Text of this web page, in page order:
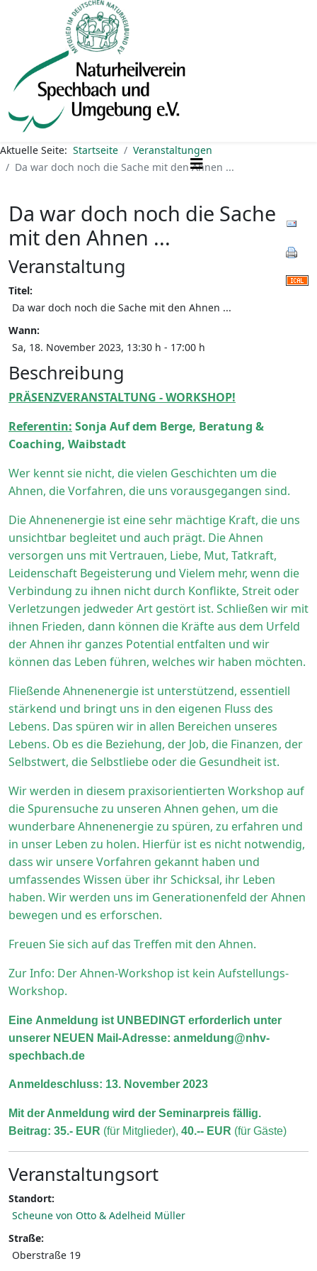
Aktuelle Seite: Startseite
Veranstaltungen
Da war doch noch die Sache mit den Ahnen ...
Da war doch noch die Sache
mit den Ahnen ...
Veranstaltung
Titel:
Da war doch noch die Sache mit den Ahnen ...
Wann:
Sa, 18. November 2023, 13:30 h - 17:00 h
Beschreibung
PRÄSENZVERANSTALTUNG - WORKSHOP!
Referentin: Sonja Auf dem Berge, Beratung &
Coaching, Waibstadt
Wer kennt sie nicht, die vielen Geschichten um die
Ahnen, die Vorfahren, die uns vorausgegangen sind.
Die Ahnenenergie ist eine sehr mächtige Kraft, die uns
unsichtbar begleitet und auch prägt. Die Ahnen
versorgen uns mit Vertrauen, Liebe, Mut, Tatkraft,
Leidenschaft Begeisterung und Vielem mehr, wenn die
Verbindung zu ihnen nicht durch Konflikte, Streit oder
Verletzungen jedweder Art gestört ist. Schließen wir mit
ihnen Frieden, dann können die Kräfte aus dem Urfeld
der Ahnen ihr ganzes Potential entfalten und wir
können das Leben führen, welches wir haben möchten.
Fließende Ahnenenergie ist unterstützend, essentiell
stärkend und bringt uns in den eigenen Fluss des
Lebens. Das spüren wir in allen Bereichen unseres
Lebens. Ob es die Beziehung, der Job, die Finanzen, der
Selbstwert, die Selbstliebe oder die Gesundheit ist.
Wir werden in diesem praxisorientierten Workshop auf
die Spurensuche zu unseren Ahnen gehen, um die
wunderbare Ahnenenergie zu spüren, zu erfahren und
in unser Leben zu holen. Hierfür ist es nicht notwendig,
dass wir unsere Vorfahren gekannt haben und
umfassendes Wissen über ihr Schicksal, ihr Leben
haben. Wir werden uns im Generationenfeld der Ahnen
bewegen und es erforschen.
Freuen Sie sich auf das Treffen mit den Ahnen.
Zur Info: Der Ahnen-Workshop ist kein Aufstellungs-
Workshop.
Eine Anmeldung ist UNBEDINGT erforderlich unter
unserer NEUEN Mail-Adresse: anmeldung@nhv-
spechbach.de
Anmeldeschluss: 13. November 2023
Mit der Anmeldung wird der Seminarpreis fällig.
Beitrag: 35.- EUR (für Mitglieder), 40.-- EUR (für Gäste)
Veranstaltungsort
Standort:
Scheune von Otto & Adelheid Müller
Straße:
Oberstraße 19